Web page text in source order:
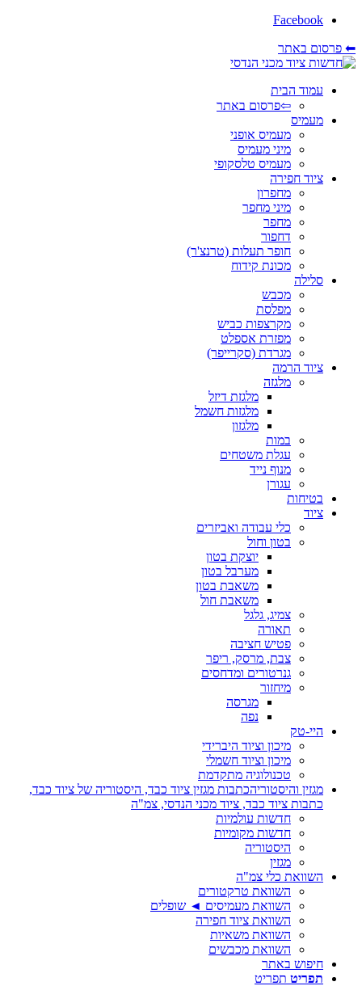
Facebook
⬅ פרסום באתר
עמוד הבית
⇦פרסום באתר
מעמיס
מעמיס אופני
מיני מעמיס
מעמיס טלסקופי
ציוד חפירה
מחפרון
מיני מחפר
מחפר
דחפור
חופר תעלות (טרנצ'ר)
מכונת קידוח
סלילה
מכבש
מפלסת
מקרצפות כביש
מפזרת אספלט
מגרדת (סקרייפר)
ציוד הרמה
מלגזה
מלגזת דיזל
מלגזות חשמל
מלגזון
במות
עגלת משטחים
מנוף נייד
עגורן
בטיחות
ציוד
כלי עבודה ואביזרים
בטון וחול
יוצקת בטון
מערבל בטון
משאבת בטון
משאבת חול
צמיג, גלגל
תאורה
פטיש חציבה
צבת, מרסק, ריפר
גנרטורים ומדחסים
מיחזור
מגרסה
נפה
היי-טק
מיכון וציוד היברידי
מיכון וציוד חשמלי
טכנולוגיה מתקדמת
מגזין והיסטוריהכתבות מגזין ציוד כבד, היסטוריה של ציוד כבד,
כתבות ציוד כבד, ציוד מכני הנדסי, צמ"ה
חדשות עולמיות
חדשות מקומיות
היסטוריה
מגזין
השוואת כלי צמ"ה
השוואת טרקטורים
השוואת מעמיסים ◄ שופלים
השוואת ציוד חפירה
השוואת משאיות
השוואת מכבשים
חיפוש באתר
תפריט תפריט